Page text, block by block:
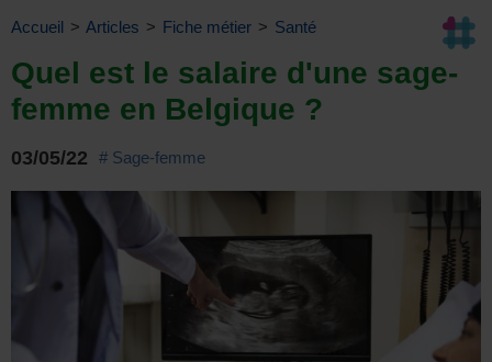
Accueil > Articles > Fiche métier > Santé
Quel est le salaire d'une sage-
femme en Belgique ?
03/05/22 # Sage-femme